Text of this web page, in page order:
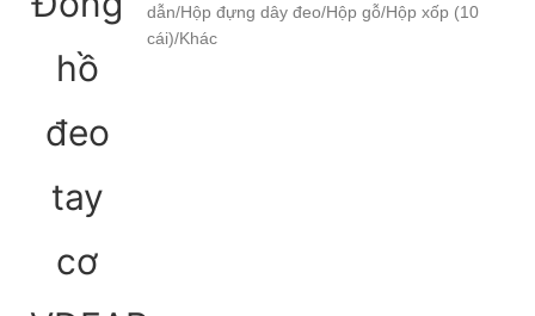
dẫn/Hộp đựng dây đeo/Hộp gỗ/Hộp xốp (10
cái)/Khác